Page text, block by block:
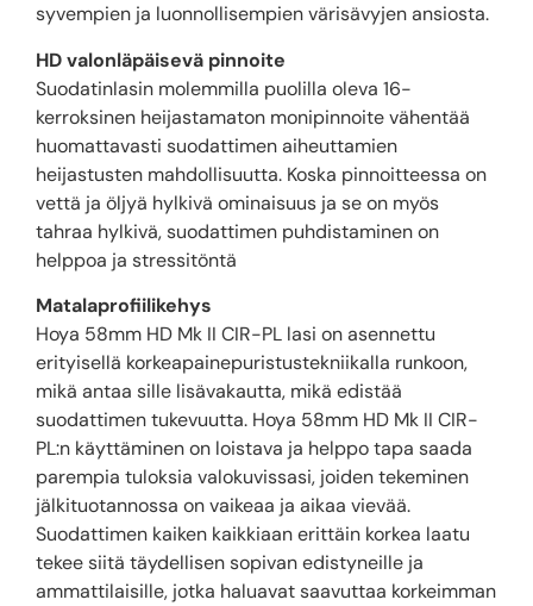
syvempien ja luonnollisempien värisävyjen ansiosta.
HD valonläpäisevä pinnoite
Suodatinlasin molemmilla puolilla oleva 16-
kerroksinen heijastamaton monipinnoite vähentää
huomattavasti suodattimen aiheuttamien
heijastusten mahdollisuutta. Koska pinnoitteessa on
vettä ja öljyä hylkivä ominaisuus ja se on myös
tahraa hylkivä, suodattimen puhdistaminen on
helppoa ja stressitöntä
Matalaprofiilikehys
Hoya 58mm HD Mk II CIR-PL lasi on asennettu
erityisellä korkeapainepuristustekniikalla runkoon,
mikä antaa sille lisävakautta, mikä edistää
suodattimen tukevuutta. Hoya 58mm HD Mk II CIR-
PL:n käyttäminen on loistava ja helppo tapa saada
parempia tuloksia valokuvissasi, joiden tekeminen
jälkituotannossa on vaikeaa ja aikaa vievää.
Suodattimen kaiken kaikkiaan erittäin korkea laatu
tekee siitä täydellisen sopivan edistyneille ja
ammattilaisille, jotka haluavat saavuttaa korkeimman